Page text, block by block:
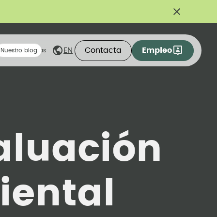
compartidas
Nuestro blog EN Contacta Empleo